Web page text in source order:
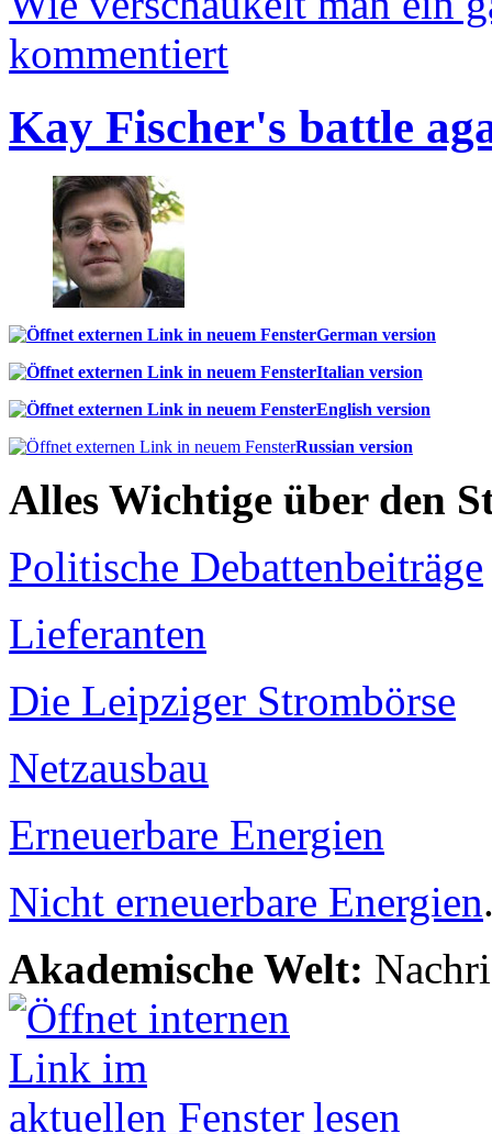
kommentiert
Kay Fischer's battle
German version
Italian version
English version
Russian version
Alles Wichtige über den
Politische Debattenbeiträge
Lieferanten
Die Leipziger Strombörse
Netzausbau
Erneuerbare Energien
Nicht erneuerbare Energien
Akademische Welt:
lesen